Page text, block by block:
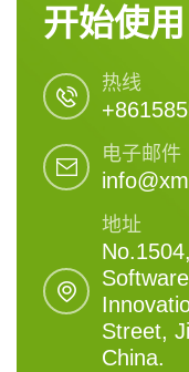
开始使
热线
电子邮件
地址
Street,
China.